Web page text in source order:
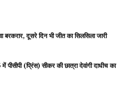
बरकरार, दूसरे दिन भी जीत का सिलसिला जारी
(प्रिंस) सीकर की छात्रा देवांगी दाधीच का